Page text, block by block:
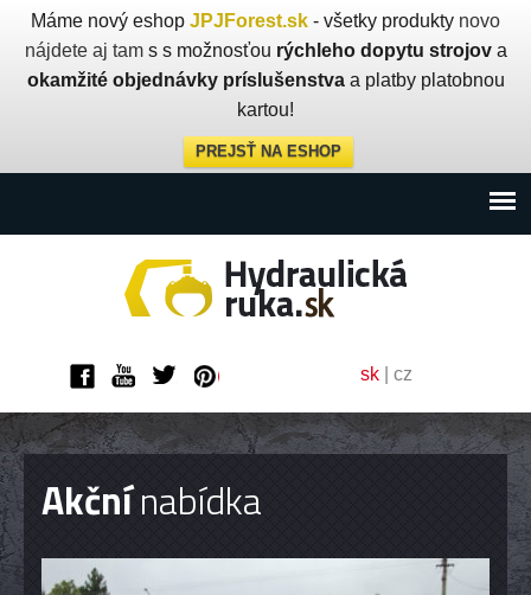
Máme nový eshop JPJForest.sk - všetky produkty novo
nájdete aj tams s možnosťou rýchleho dopytu strojova
okamžité objednávky príslušenstvaa platby platobnou
kartou!
PREJSŤ NA ESHOP
sk cz
Akčnínabídka